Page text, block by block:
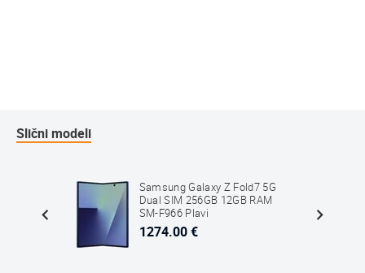
Slični modeli
Samsung Galaxy Z Fold7 5G
Dual SIM 256GB 12GB RAM
SM-F966 Plavi
1274.00 €